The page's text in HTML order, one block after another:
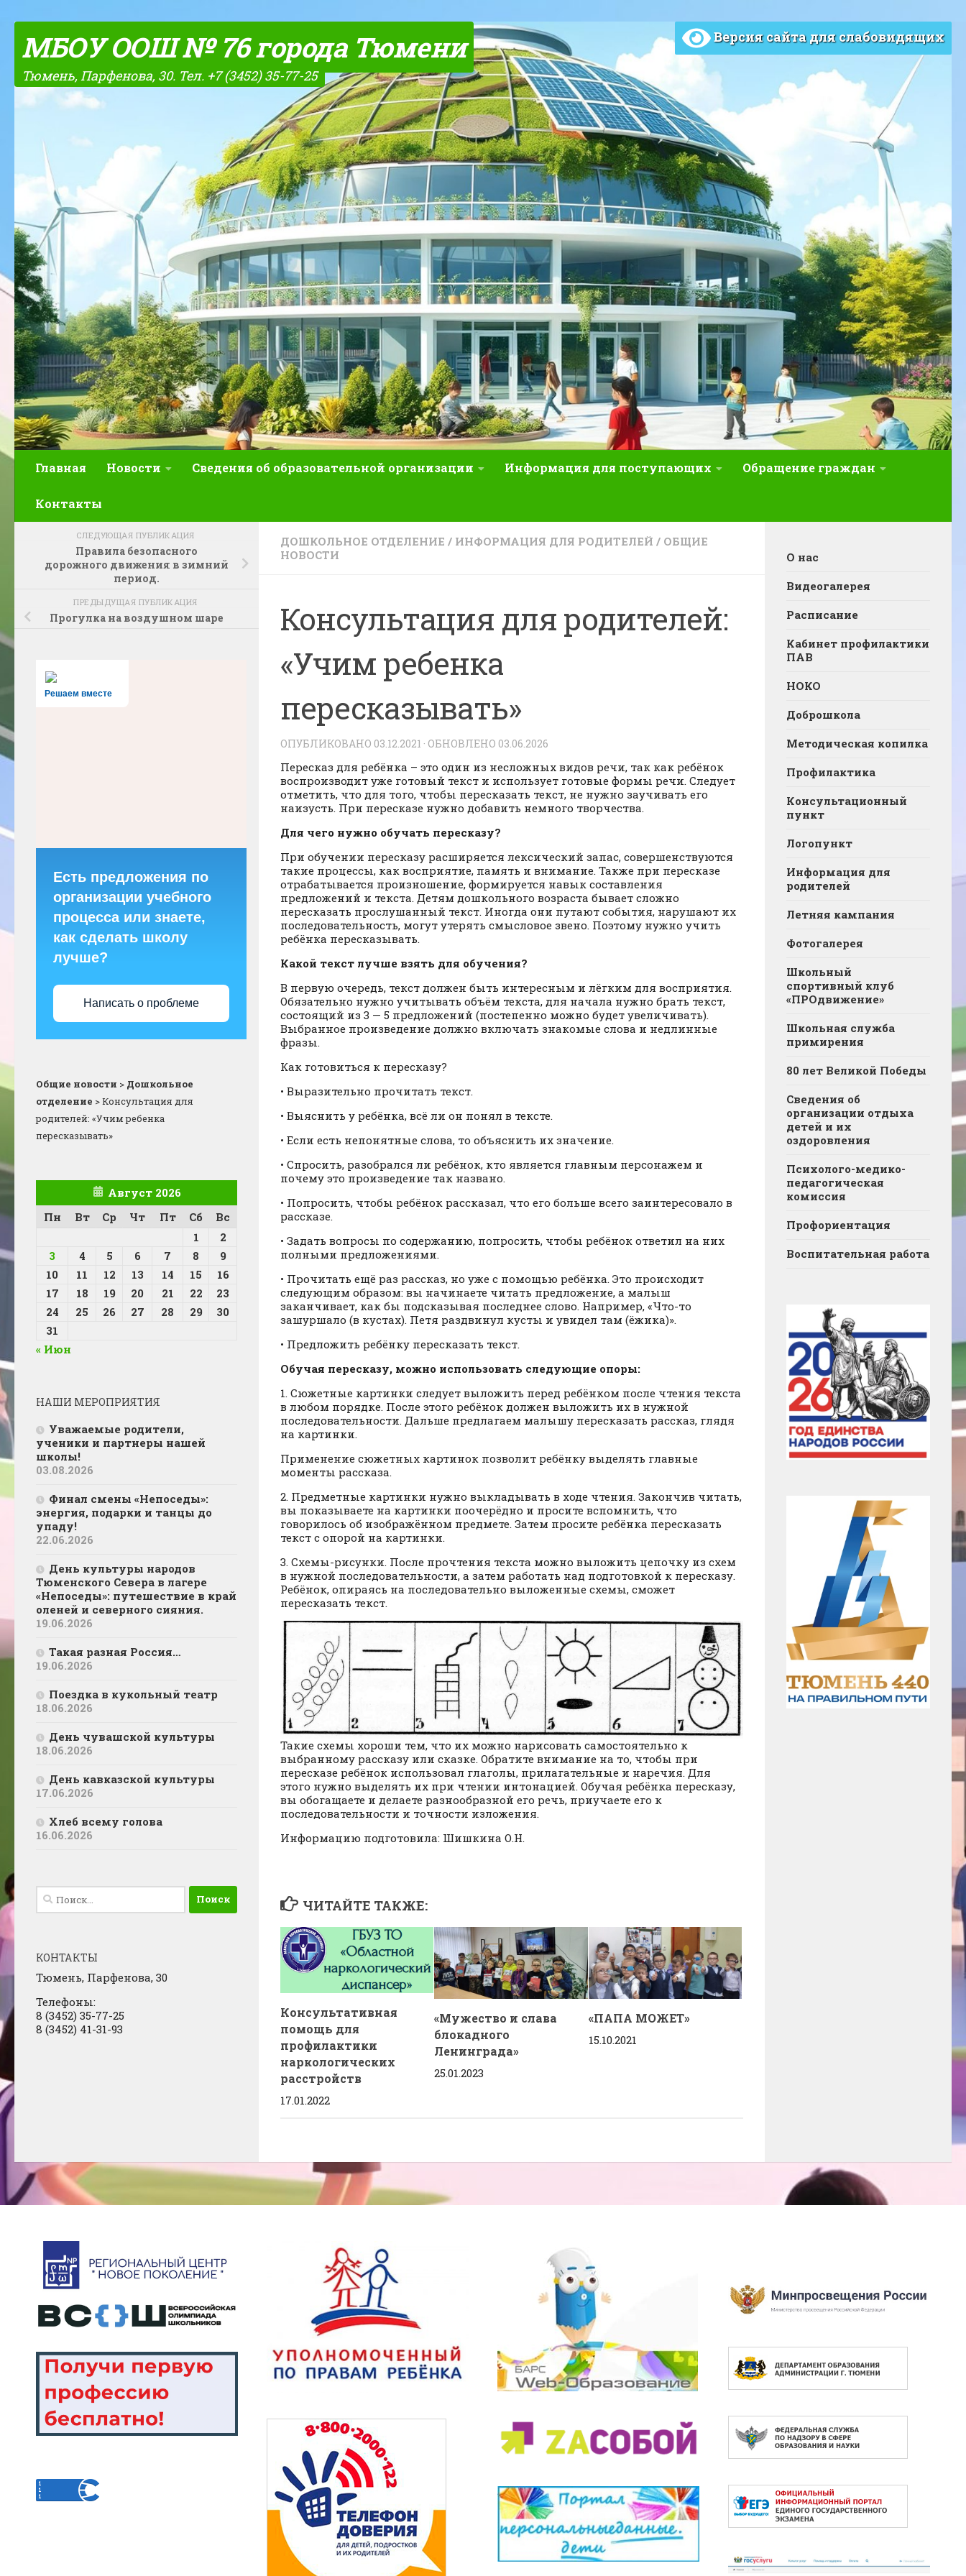
Skip to content
МБОУ ООШ № 76 города Тюмени
Тюмень, Парфенова, 30. Тел. +7 (3452) 35-77-25
Версия сайта для слабовидящих
Главная Новости Сведения об образовательной организации Информация для поступающих Обращение граждан
Контакты
ДОШКОЛЬНОЕ ОТДЕЛЕНИЕ / ИНФОРМАЦИЯ ДЛЯ РОДИТЕЛЕЙ / ОБЩИЕ
НОВОСТИ
Консультация для родителей:
«Учим ребенка
пересказывать»
ОПУБЛИКОВАНО 03.12.2021 · ОБНОВЛЕНО 03.06.2026
Пересказ для ребёнка – это один из несложных видов речи, так как ребёнок
воспроизводит уже готовый текст и использует готовые формы речи. Следует
отметить, что для того, чтобы пересказать текст, не нужно заучивать его
наизусть. При пересказе нужно добавить немного творчества.
Для чего нужно обучать пересказу?
При обучении пересказу расширяется лексический запас, совершенствуются
такие процессы, как восприятие, память и внимание. Также при пересказе
отрабатывается произношение, формируется навык составления
предложений и текста. Детям дошкольного возраста бывает сложно
пересказать прослушанный текст. Иногда они путают события, нарушают их
последовательность, могут утерять смысловое звено. Поэтому нужно учить
ребёнка пересказывать.
Какой текст лучше взять для обучения?
В первую очередь, текст должен быть интересным и лёгким для восприятия.
Обязательно нужно учитывать объём текста, для начала нужно брать текст,
состоящий из 3 — 5 предложений (постепенно можно будет увеличивать).
Выбранное произведение должно включать знакомые слова и недлинные
фразы.
Как готовиться к пересказу?
• Выразительно прочитать текст.
• Выяснить у ребёнка, всё ли он понял в тексте.
• Если есть непонятные слова, то объяснить их значение.
• Спросить, разобрался ли ребёнок, кто является главным персонажем и
почему это произведение так названо.
• Попросить, чтобы ребёнок рассказал, что его больше всего заинтересовало в
рассказе.
• Задать вопросы по содержанию, попросить, чтобы ребёнок ответил на них
полными предложениями.
• Прочитать ещё раз рассказ, но уже с помощью ребёнка. Это происходит
следующим образом: вы начинаете читать предложение, а малыш
заканчивает, как бы подсказывая последнее слово. Например, «Что-то
зашуршало (в кустах). Петя раздвинул кусты и увидел там (ёжика)».
• Предложить ребёнку пересказать текст.
Обучая пересказу, можно использовать следующие опоры:
1. Сюжетные картинки следует выложить перед ребёнком после чтения текста
в любом порядке. После этого ребёнок должен выложить их в нужной
последовательности. Дальше предлагаем малышу пересказать рассказ, глядя
на картинки.
Применение сюжетных картинок позволит ребёнку выделять главные
моменты рассказа.
2. Предметные картинки нужно выкладывать в ходе чтения. Закончив читать,
вы показываете на картинки поочерёдно и просите вспомнить, что
говорилось об изображённом предмете. Затем просите ребёнка пересказать
текст с опорой на картинки.
3. Схемы-рисунки. После прочтения текста можно выложить цепочку из схем
в нужной последовательности, а затем работать над подготовкой к пересказу.
Ребёнок, опираясь на последовательно выложенные схемы, сможет
пересказать текст.
Такие схемы хороши тем, что их можно нарисовать самостоятельно к
выбранному рассказу или сказке. Обратите внимание на то, чтобы при
пересказе ребёнок использовал глаголы, прилагательные и наречия. Для
этого нужно выделять их при чтении интонацией. Обучая ребёнка пересказу,
вы обогащаете и делаете разнообразной его речь, приучаете его к
последовательности и точности изложения.
Информацию подготовила: Шишкина О.Н.
ЧИТАЙТЕ ТАКЖЕ:
Консультативная
помощь для
профилактики
наркологических
расстройств
17.01.2022
«Мужество и слава
блокадного
Ленинграда»
25.01.2023
«ПАПА МОЖЕТ»
15.10.2021
СЛЕДУЮЩАЯ ПУБЛИКАЦИЯ
Правила безопасного
дорожного движения в зимний
период.
ПРЕДЫДУЩАЯ ПУБЛИКАЦИЯ
Прогулка на воздушном шаре
Решаем вместе
Есть предложения по
организации учебного
процесса или знаете,
как сделать школу
лучше?
Написать о проблеме
Общие новости > Дошкольное
отделение >Консультация для
родителей: «Учим ребенка
пересказывать»
Август 2026
Пн
Вт Ср Чт Пт Сб
Вс
1
2
3
4 5 6 7 8
9
10
11 12 13 14 15
16
17
18 19 20 21 22
23
24
25 26 27 28 29
30
31
« Июн
НАШИ МЕРОПРИЯТИЯ
Уважаемые родители,
ученики и партнеры нашей
школы!
03.08.2026
Финал смены «Непоседы»:
энергия, подарки и танцы до
упаду!
22.06.2026
День культуры народов
Тюменского Севера в лагере
«Непоседы»: путешествие в край
оленей и северного сияния.
19.06.2026
Такая разная Россия…
19.06.2026
Поездка в кукольный театр
18.06.2026
День чувашской культуры
18.06.2026
День кавказской культуры
17.06.2026
Хлеб всему голова
16.06.2026
Найти:
КОНТАКТЫ
Тюмень, Парфенова, 30
Телефоны:
8 (3452) 35-77-25
8 (3452) 41-31-93
О нас
Видеогалерея
Расписание
Кабинет профилактики
ПАВ
НОКО
Доброшкола
Методическая копилка
Профилактика
Консультационный
пункт
Логопункт
Информация для
родителей
Летняя кампания
Фотогалерея
Школьный
спортивный клуб
«ПРОдвижение»
Школьная служба
примирения
80 лет Великой Победы
Сведения об
организации отдыха
детей и их
оздоровления
Психолого-медико-
педагогическая
комиссия
Профориентация
Воспитательная работа